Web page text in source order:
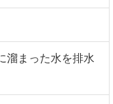
溜まった水を排水